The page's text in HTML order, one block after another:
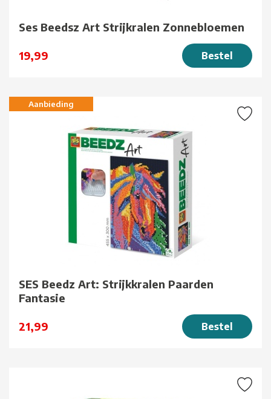
Ses Beedsz Art Strijkralen Zonnebloemen
19,99 Bestel
Aanbieding
SES Beedz Art: Strijkkralen Paarden
Fantasie
21,99 Bestel